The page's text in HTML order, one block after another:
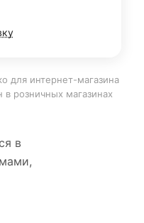
для интернет-магазина
в розничных магазинах
в